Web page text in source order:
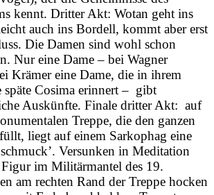
kennt. Dritter Akt: Wotan geht ins
auch ins Bordell, kommt aber erst
Die Damen sind wohl schon
Nur eine Dame – bei Wagner
Krämer eine Dame, die in ihrem
Cosima erinnert – gibt
Auskünfte. Finale dritter Akt: auf
Treppe, die den ganzen
liegt auf einem Sarkophag eine
Versunken in Meditation
im Militärmantel des 19.
am rechten Rand der Treppe hocken